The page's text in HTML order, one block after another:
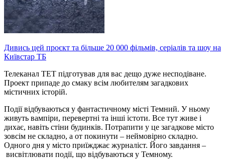
Дивись цей проєкт та більше 20 000 фільмів, серіалів та шоу на
Київстар ТБ
Телеканал ТЕТ підготував для вас дещо дуже несподіване.
Проект припаде до смаку всім любителям загадкових
містичних історій.
Події відбуваються у фантастичному місті Темний. У ньому
живуть вампіри, перевертні та інші істоти. Все тут живе і
дихає, навіть стіни будинків. Потрапити у це загадкове місто
зовсім не складно, а от покинути – неймовірно складно.
Одного дня у місто приїжджає журналіст. Його завдання –
висвітлювати події, що відбуваються у Темному.